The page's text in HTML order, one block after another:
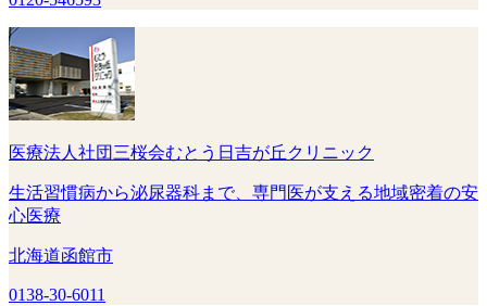
医療法人社団三桜会むとう日吉が丘クリニック
生活習慣病から泌尿器科まで、専門医が支える地域密着の安
心医療
北海道函館市
0138-30-6011